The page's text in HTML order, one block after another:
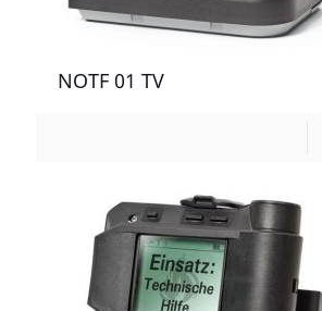
NOTF 01 TV